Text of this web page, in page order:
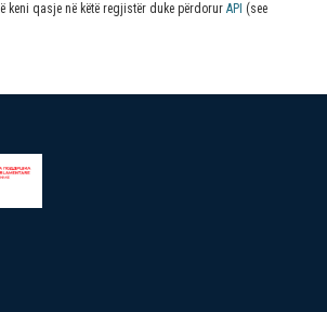
keni qasje në këtë regjistër duke përdorur API (see